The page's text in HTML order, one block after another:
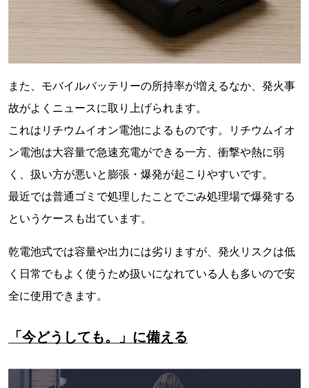
また、モバイルバッテリーの所持率が増えるなか、発火事
故がよくニュースに取り上げられます。
これはリチウムイオン電池によるものです。リチウムイオ
ン電池は大容量で急速充電ができる一方、衝撃や熱に弱
く、扱い方が悪いと膨張・爆発が起こりやすいです。
最近では普通ゴミで処理したことでごみ処理場で爆発する
というケースも出ています。
乾電池式では容量や出力には劣りますが、発火リスクは低
く日常でもよく使うため扱いになれている人も多いので安
全に使用できます。
「今どうしても。」に備える